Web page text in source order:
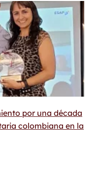
por una década
colombiana en la